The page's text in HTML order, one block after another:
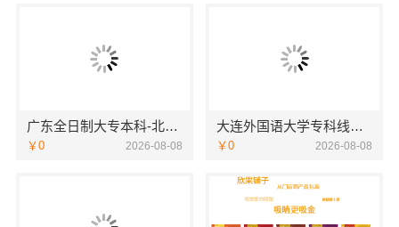
广东全日制大专本科-北京理工大学珠海学院继教院
￥0 2026-08-08
大连外国语大学专科线上招生线上报名
￥0 2026-08-08